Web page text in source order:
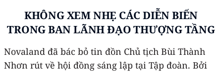
KHÔNG XEM NHẸ CÁC DIỄN BIẾN
TRONG BAN LÃNH ĐẠO THƯỢNG TẦNG
Novaland đã bác bỏ tin đồn Chủ tịch Bùi Thành
Nhơn rút về hội đồng sáng lập tại Tập đoàn. Bởi